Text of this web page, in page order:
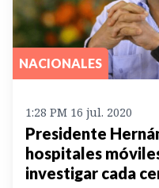
NACIONALES
1:28 PM 16 jul. 2020
Presidente
hospitales
investigar cada